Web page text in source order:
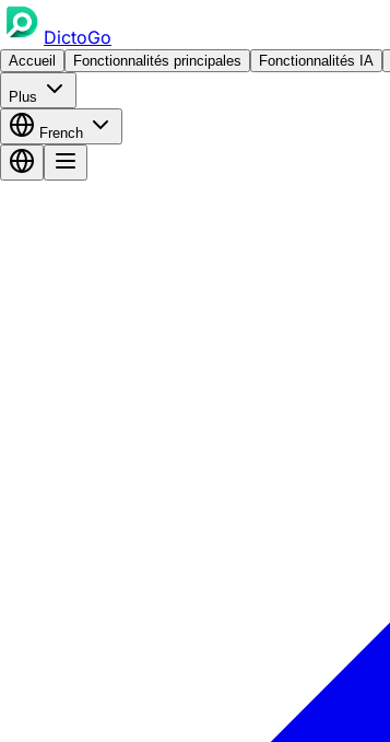
DictoGo
Accueil Fonctionnalités principales Fonctionnalités IA
Plus
French